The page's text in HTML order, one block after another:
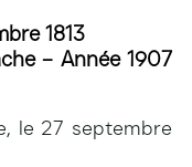
1813
– Année 1907
le 27 septembre